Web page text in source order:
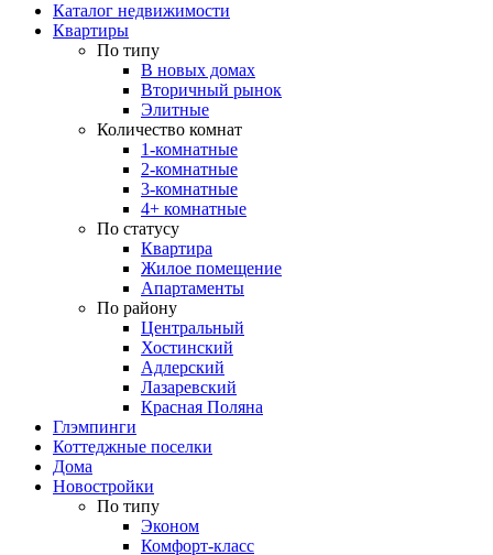
Каталог недвижимости
Квартиры
По типу
В новых домах
Вторичный рынок
Элитные
Количество комнат
1-комнатные
2-комнатные
3-комнатные
4+ комнатные
По статусу
Квартира
Жилое помещение
Апартаменты
По району
Центральный
Хостинский
Адлерский
Лазаревский
Красная Поляна
Глэмпинги
Коттеджные поселки
Дома
Новостройки
По типу
Эконом
Комфорт-класс